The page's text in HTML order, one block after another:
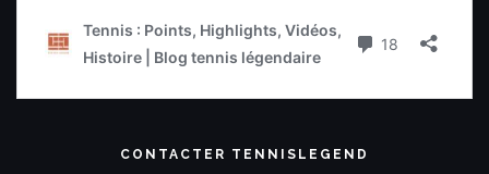
CONTACTER TENNISLEGEND